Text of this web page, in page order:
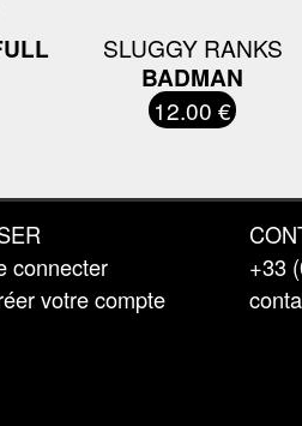
SLUGGY RANKS
BADMAN
12.00 €
connecter
votre compte
+33